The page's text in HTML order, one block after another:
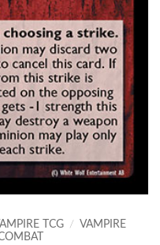
TCG /
VAMPIRE